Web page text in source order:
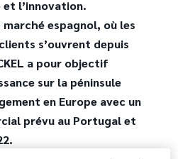
et l’innovation.
espagnol, où les
s’ouvrent depuis
a pour objectif
sur la péninsule
en Europe avec un
prévu au Portugal et